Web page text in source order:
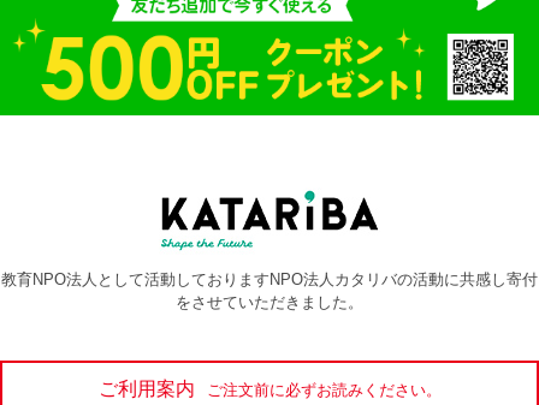
教育NPO法人として活動しておりますNPO法人カタリバの活動に共感し寄付
をさせていただきました。
ご利用案内 ご注文前に必ずお読みください。